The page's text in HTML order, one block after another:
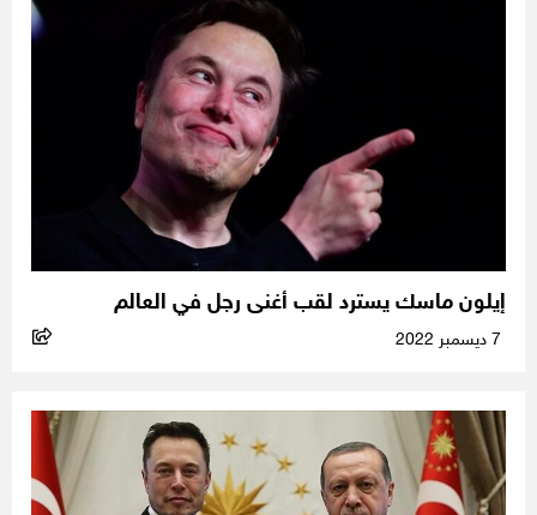
إيلون ماسك يسترد لقب أغنى رجل في العالم